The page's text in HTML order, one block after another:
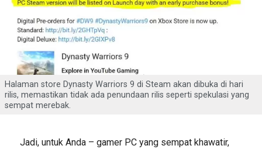
Halaman store Dynasty Warriors 9 di Steam akan dibuka di hari
rilis, memastikan tidak ada penundaan rilis seperti spekulasi yang
sempat merebak.
Jadi, untuk Anda – gamer PC yang sempat khawatir,